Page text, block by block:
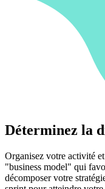
Déterminez la
Organisez votre activité
"business model" qui
décomposer votre